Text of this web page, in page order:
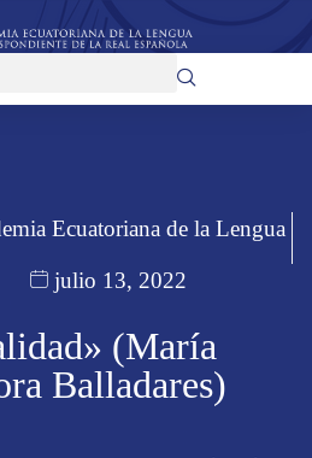
Ecuatoriana de la Lengua
julio 13, 2022
(María
Balladares)